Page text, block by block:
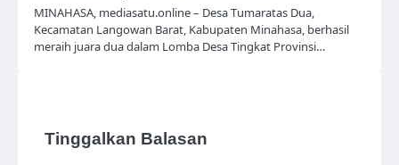
MINAHASA, mediasatu.online – Desa Tumaratas Dua,
Kecamatan Langowan Barat, Kabupaten Minahasa, berhasil
meraih juara dua dalam Lomba Desa Tingkat Provinsi…
Tinggalkan Balasan